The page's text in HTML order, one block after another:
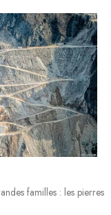
familles : les pierres